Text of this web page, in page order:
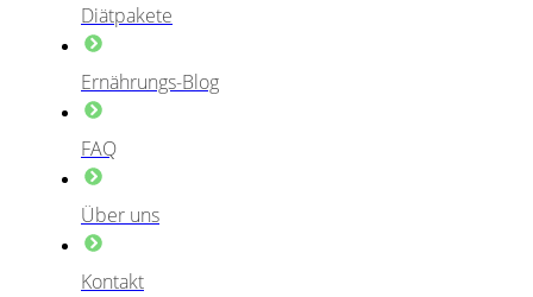
Diätpakete
Ernährungs-Blog
FAQ
Über uns
Kontakt